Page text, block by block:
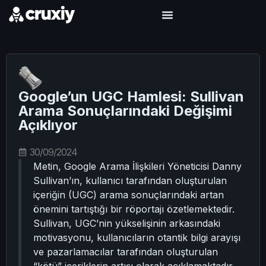
Google’un UGC Hamlesi: Sullivan
Arama Sonuçlarındaki Değişimi
Açıklıyor
30/09/2024
Metin, Google Arama İlişkileri Yöneticisi Danny
Sullivan’ın, kullanıcı tarafından oluşturulan
içeriğin (UGC) arama sonuçlarındaki artan
önemini tartıştığı bir röportajı özetlemektedir.
Sullivan, UGC’nin yükselişinin arkasındaki
motivasyonu, kullanıcıların otantik bilgi arayışı
ve pazarlamacılar tarafından oluşturulan